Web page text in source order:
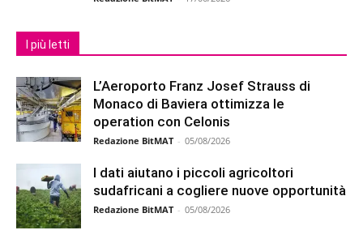
I più letti
L’Aeroporto Franz Josef Strauss di
Monaco di Baviera ottimizza le
operation con Celonis
Redazione BitMAT - 05/08/2026
I dati aiutano i piccoli agricoltori
sudafricani a cogliere nuove opportunità
Redazione BitMAT - 05/08/2026